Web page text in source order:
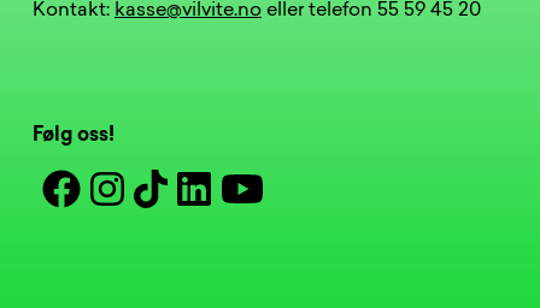
Kontakt: kasse@vilvite.no eller telefon 55 59 45 20
Følg oss!
FacebookInstagram
TiktokLinkedinYoutube